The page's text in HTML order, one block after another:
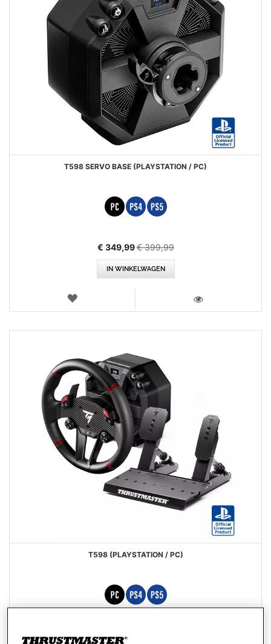
T598 SERVO BASE (PLAYSTATION / PC)
Aanbiedingsprijs
€ 349,99€ 399,99
IN WINKELWAGEN
VERLANGLIJST
T598 (PLAYSTATION / PC)
€ 429,99